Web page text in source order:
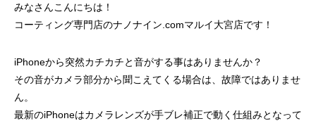
みなさんこんにちは！
コーティング専門店のナノナイン.comマルイ大宮店です！
iPhoneから突然カチカチと音がする事はありませんか？
その音がカメラ部分から聞こえてくる場合は、故障ではありませ
ん。
最新のiPhoneはカメラレンズが手ブレ補正で動く仕組みとなって